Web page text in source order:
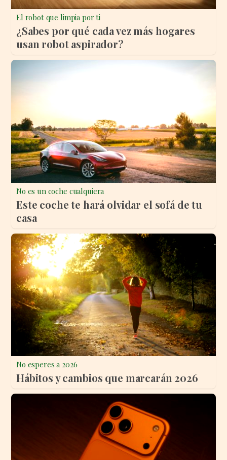
El robot que limpia por ti
¿Sabes por qué cada vez más hogares
usan robot aspirador?
No es un coche cualquiera
Este coche te hará olvidar el sofá de tu
casa
No esperes a 2026
Hábitos y cambios que marcarán 2026